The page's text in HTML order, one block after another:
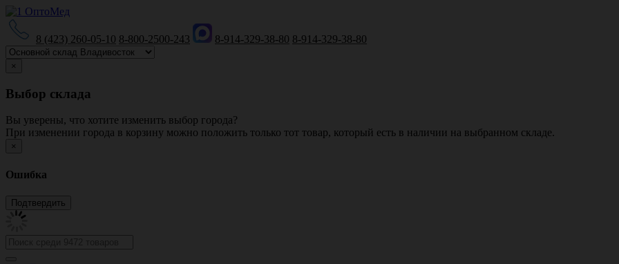
8 (423) 260-05-10 8-800-2500-243 8-914-329-38-80 8-914-329-38-80
×
Выбор склада
Вы уверены, что хотите изменить выбор города?
При изменении города в корзину можно положить только тот товар, который есть в наличии на выбранном складе.
×
Ошибка